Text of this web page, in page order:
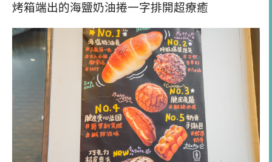
烤箱端出的海鹽奶油捲一字排開超療癒